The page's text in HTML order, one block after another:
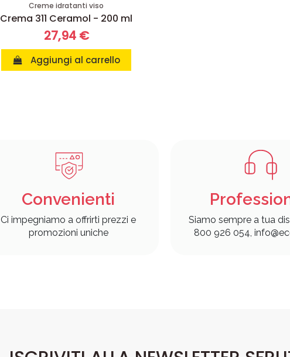
Creme idratanti viso
Crema 311 Ceramol - 200 ml
27,94 €
Aggiungi al carrello
Convenienti
Ci impegniamo a offrirti prezzi e
promozioni uniche
Siamo sempre a tua
800 926 054,